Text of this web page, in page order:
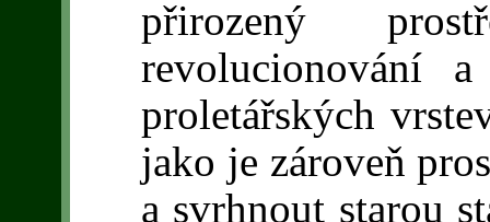
přirozený
revolucionování
proletářských
jako je zároveň
a svrhnout starou